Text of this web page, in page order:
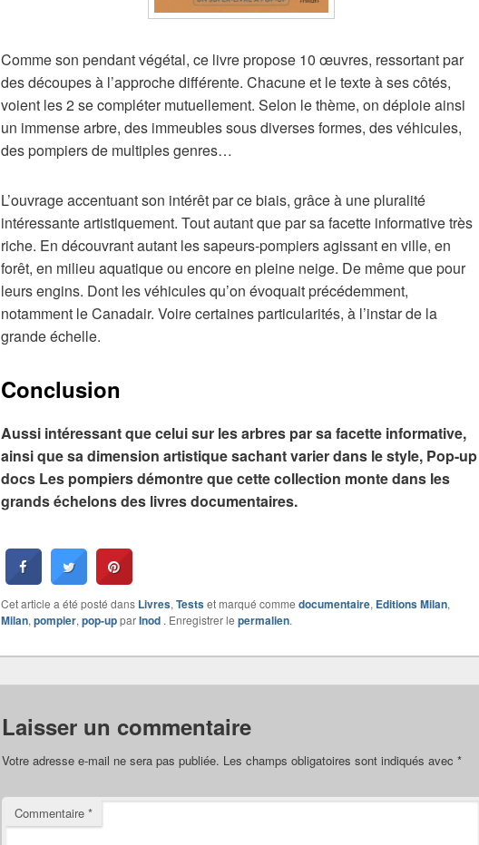
Comme son pendant végétal, ce livre propose 10 œuvres, ressortant par
des découpes à l’approche différente. Chacune et le texte à ses côtés,
voient les 2 se compléter mutuellement. Selon le thème, on déploie ainsi
un immense arbre, des immeubles sous diverses formes, des véhicules,
des pompiers de multiples genres…
L’ouvrage accentuant son intérêt par ce biais, grâce à une pluralité
intéressante artistiquement. Tout autant que par sa facette informative très
riche. En découvrant autant les sapeurs-pompiers agissant en ville, en
forêt, en milieu aquatique ou encore en pleine neige. De même que pour
leurs engins. Dont les véhicules qu’on évoquait précédemment,
notamment le Canadair. Voire certaines particularités, à l’instar de la
grande échelle.
Conclusion
Aussi intéressant que celui sur les arbres par sa facette informative,
ainsi que sa dimension artistique sachant varier dans le style, Pop-up
docs Les pompiers démontre que cette collection monte dans les
grands échelons des livres documentaires.
Cet article a été posté dans Livres, Testset marqué comme documentaire, Editions Milan,
Milan, pompier, pop-upparInod . Enregistrer le permalien.
Laisser un commentaire
Votre adresse e-mail ne sera pas publiée. Les champs obligatoires sont indiqués avec *
Commentaire *